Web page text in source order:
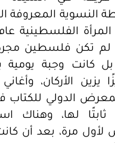
النسوية المعروفة
لم تكن فلسطين
بل كانت وجبة يومية
يزين الأركان،
الدولي للكتاب
ثابتًا لها، وهناك
لأول مرة، بعد أن